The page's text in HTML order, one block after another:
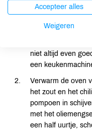
Bereiding
Maak de
niet altijd even
een
Verwarm de oven
het zout en het
pompoen in
met het
een half uurtje,
Accepteer alles
Weigeren